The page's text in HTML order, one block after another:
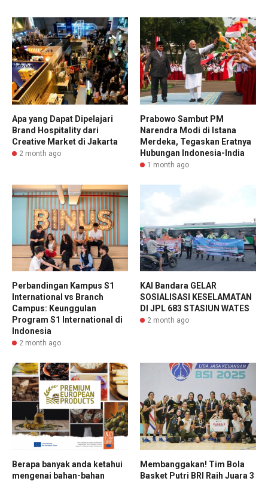
Apa yang Dapat Dipelajari
Brand Hospitality dari
Creative Market di Jakarta
2 month ago
Prabowo Sambut PM
Narendra Modi di Istana
Merdeka, Tegaskan Eratnya
Hubungan Indonesia-India
1 month ago
Perbandingan Kampus S1
International vs Branch
Campus: Keunggulan
Program S1 International di
Indonesia
2 month ago
KAI Bandara GELAR
SOSIALISASI KESELAMATAN
DI JPL 683 STASIUN WATES
2 month ago
Berapa banyak anda ketahui
mengenai bahan-bahan
Membanggakan! Tim Bola
Basket Putri BRI Raih Juara 3